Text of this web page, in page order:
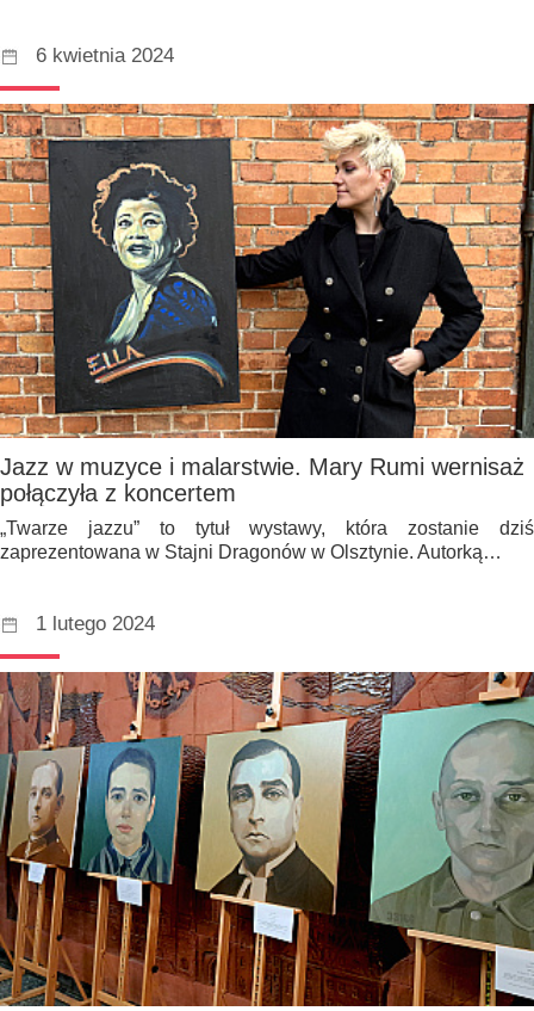
6 kwietnia 2024
Jazz w muzyce i malarstwie. Mary Rumi wernisaż
połączyła z koncertem
„Twarze jazzu” to tytuł wystawy, która zostanie dziś
zaprezentowana w Stajni Dragonów w Olsztynie. Autorką…
1 lutego 2024